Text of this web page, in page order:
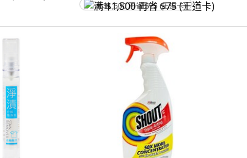
满 $1,500 再省 $75 (王道卡)